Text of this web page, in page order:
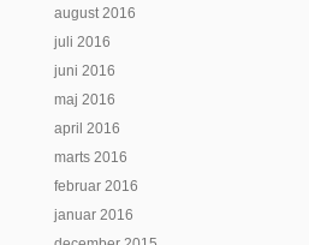
august 2016
juli 2016
juni 2016
maj 2016
april 2016
marts 2016
februar 2016
januar 2016